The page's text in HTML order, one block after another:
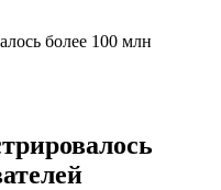
более 100 млн